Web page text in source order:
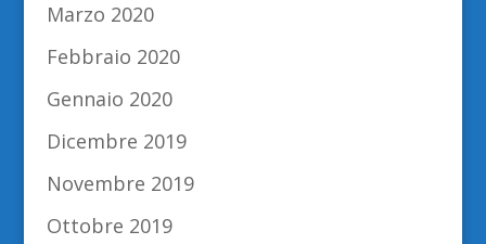
Marzo 2020
Febbraio 2020
Gennaio 2020
Dicembre 2019
Novembre 2019
Ottobre 2019